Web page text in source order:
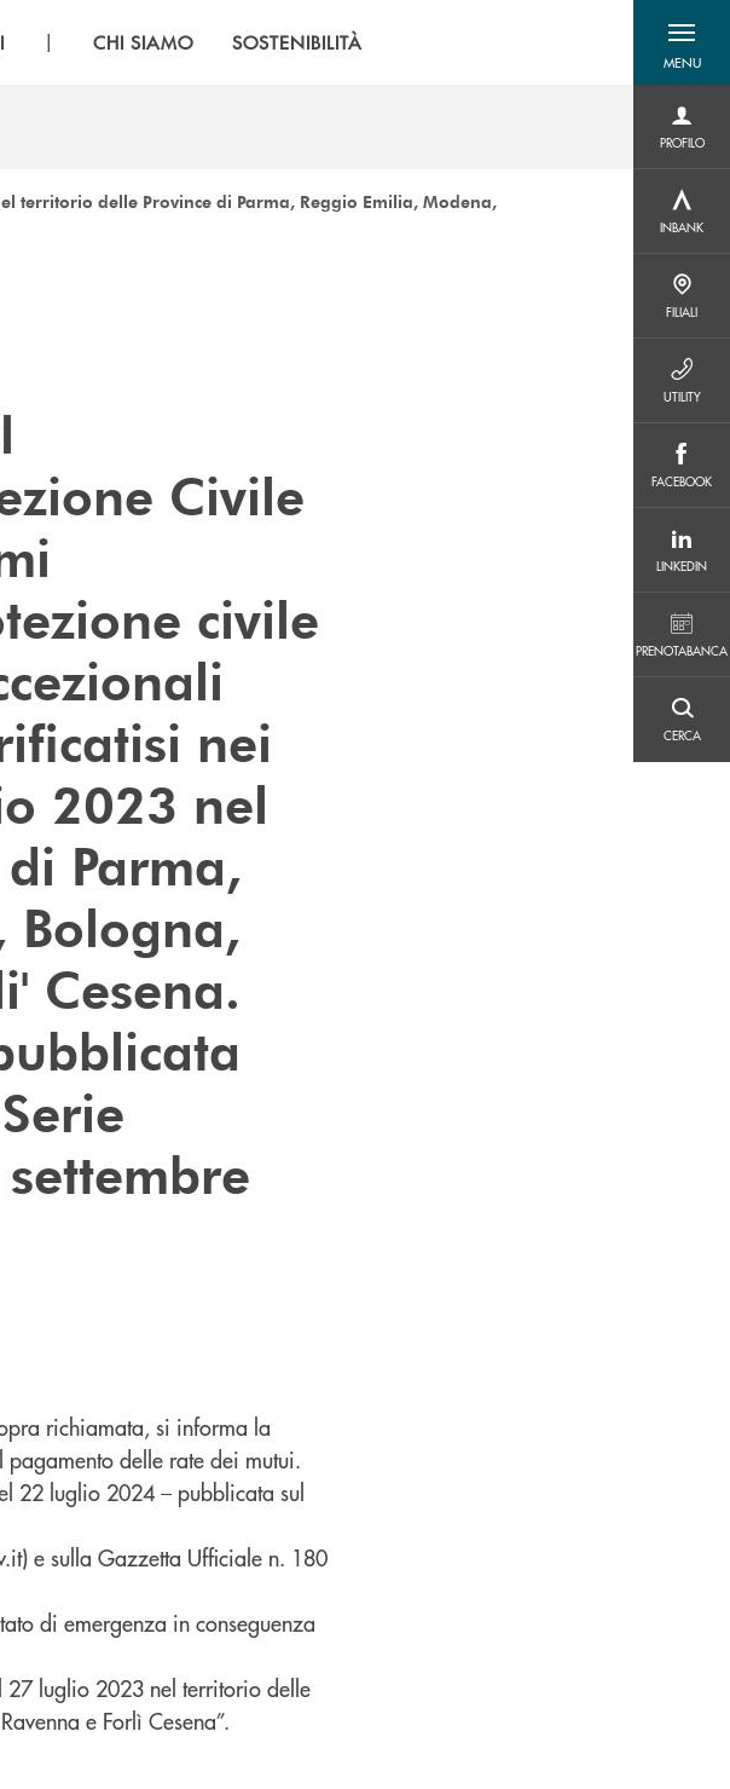
| CHI SIAMO SOSTENIBILITÀ
MENU
PROFILO
INBANK
FILIALI
UTILITY
FACEBOOK
LINKEDIN
PRENOTABANCA
CERCA
delle Province di Parma, Reggio Emilia, Modena,
Civile
civile
nei
2023 nel
Parma,
Bologna,
Cesena.
richiamata, si informa la
delle rate dei mutui.
22 luglio 2024 – pubblicata sul
e sulla Gazzetta Ufficiale n. 180
di emergenza in conseguenza
luglio 2023 nel territorio delle
e Forlì Cesena”.